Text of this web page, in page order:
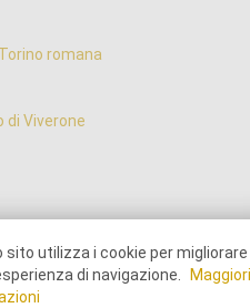
romana
di Viverone
sito utilizza i cookie per migliorare
di navigazione.